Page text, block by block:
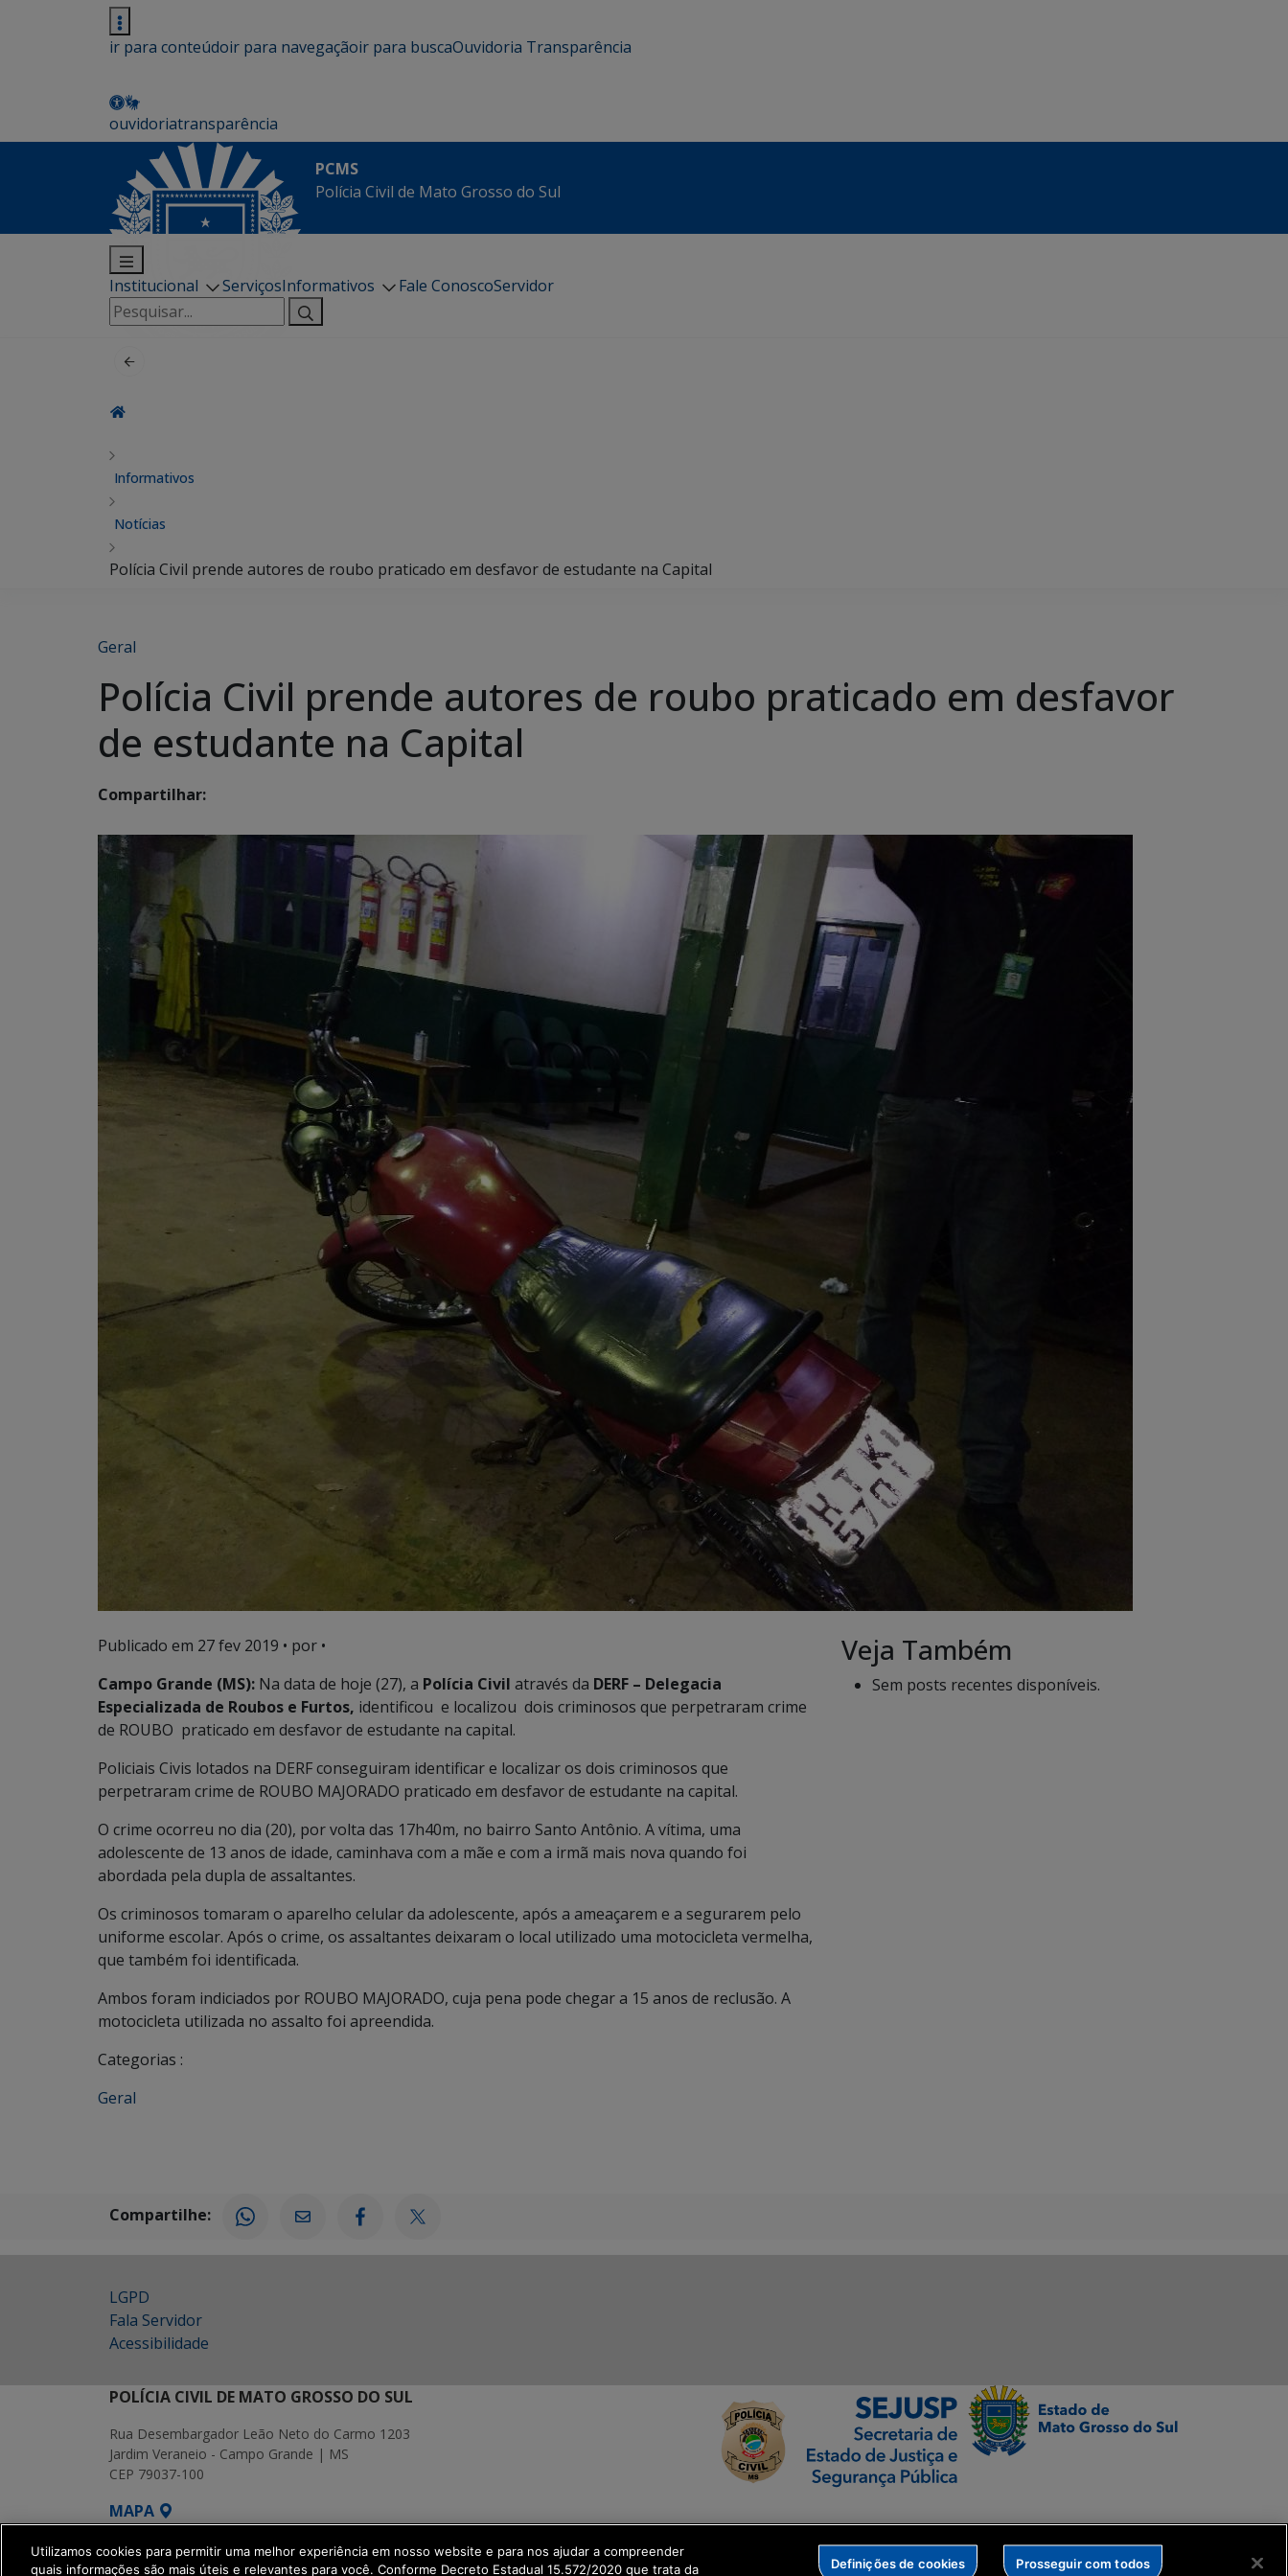
ir para conteúdoir para navegaçãoir para buscaOuvidoria Transparência
ouvidoriatransparência
PCMS
Polícia Civil de Mato Grosso do Sul
Institucional ServiçosInformativos Fale ConoscoServidor
Pesquisar
por:
Informativos
Notícias
Polícia Civil prende autores de roubo praticado em desfavor de estudante na Capital
Geral
Polícia Civil prende autores de roubo praticado em desfavor
de estudante na Capital
Compartilhar:
Publicado em 27 fev 2019 • por •
Campo Grande (MS): Na data de hoje (27), a Polícia Civil através da DERF – Delegacia
Especializada de Roubos e Furtos, identificou e localizou dois criminosos que perpetraram crime
de ROUBO praticado em desfavor de estudante na capital.
Policiais Civis lotados na DERF conseguiram identificar e localizar os dois criminosos que
perpetraram crime de ROUBO MAJORADO praticado em desfavor de estudante na capital.
O crime ocorreu no dia (20), por volta das 17h40m, no bairro Santo Antônio. A vítima, uma
adolescente de 13 anos de idade, caminhava com a mãe e com a irmã mais nova quando foi
abordada pela dupla de assaltantes.
Os criminosos tomaram o aparelho celular da adolescente, após a ameaçarem e a segurarem pelo
uniforme escolar. Após o crime, os assaltantes deixaram o local utilizado uma motocicleta vermelha,
que também foi identificada.
Ambos foram indiciados por ROUBO MAJORADO, cuja pena pode chegar a 15 anos de reclusão. A
motocicleta utilizada no assalto foi apreendida.
Categorias :
Geral
Veja Também
Sem posts recentes disponíveis.
Compartilhe:
LGPD
Fala Servidor
Acessibilidade
POLÍCIA CIVIL DE MATO GROSSO DO SUL
Rua Desembargador Leão Neto do Carmo 1203
Jardim Veraneio - Campo Grande | MS
CEP 79037-100
MAPA
SETDIG | Secretaria-Executiva de Transformação Digital
Utilizamos cookies para permitir uma melhor experiência em nosso website e para nos ajudar a compreender
quais informações são mais úteis e relevantes para você. Conforme Decreto Estadual 15.572/2020 que trata da
Definições de cookies Prosseguir com todos